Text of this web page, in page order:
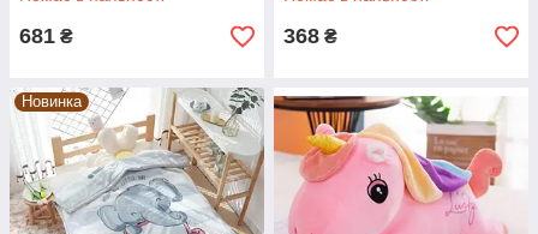
681 ₴ 368 ₴
Новинка